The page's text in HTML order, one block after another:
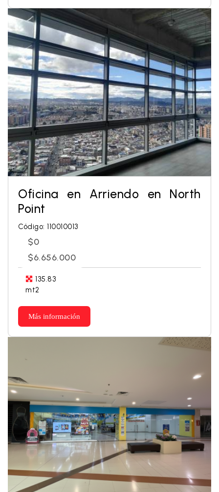
Oficina en Arriendo en North
Point
Código: 110010013
$0
$6.656.000
135.83
mt2
Más información